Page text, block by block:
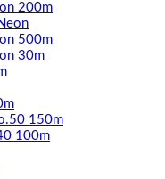
200m
500m
30m
150m
100m